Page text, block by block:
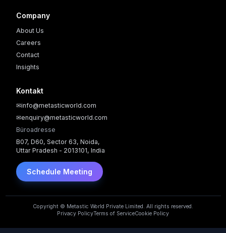
Company
About Us
Careers
Contact
Insights
Kontakt
✉info@metasticworld.com
✉enquiry@metasticworld.com
Büroadresse
B07, D60, Sector 63, Noida,
Uttar Pradesh - 2013101, India
Schedule Meeting
Copyright © Metastic World Private Limited. All rights reserved.
Privacy PolicyTerms of ServiceCookie Policy